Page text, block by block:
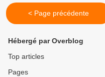
< Page précédente
Hébergé par Overblog
Top articles
Pages